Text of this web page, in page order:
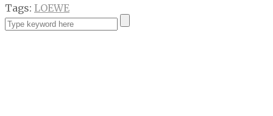
Tags: LOEWE